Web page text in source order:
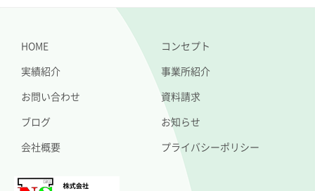
HOME コンセプト
実績紹介 事業所紹介
お問い合わせ 資料請求
ブログ お知らせ
会社概要 プライバシーポリシー